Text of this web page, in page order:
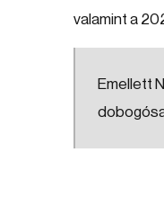
valamint a
Emellett